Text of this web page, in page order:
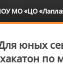
юных
по
МО «ЦО